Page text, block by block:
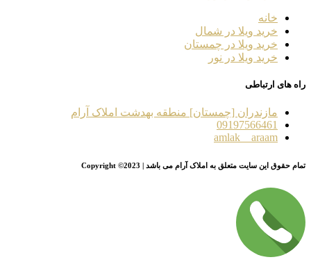
خانه
خرید ویلا در شمال
خرید ویلا در چمستان
خرید ویلا در نور
راه های ارتباطی
مازندران [چمستان] منطقه بهدشت املاک آرام
09197566461
amlak__araam
تمام حقوق این سایت متعلق به املاک آرام می باشد | Copyright ©2023